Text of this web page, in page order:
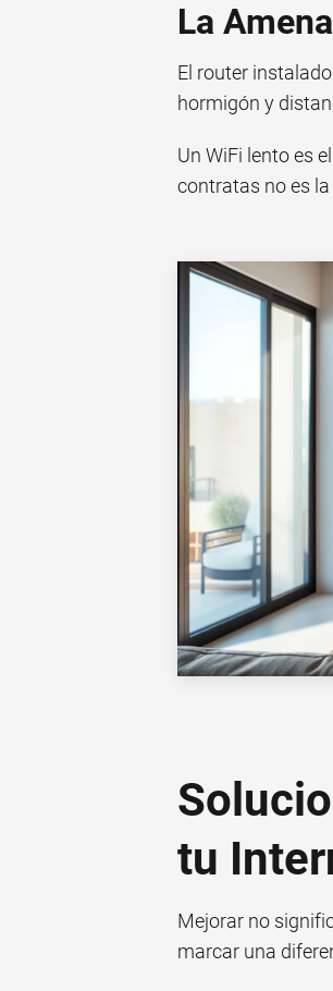
La
El router
hormigón y
Un WiFi lento es
contratas no es
tu
Mejorar no
marcar una